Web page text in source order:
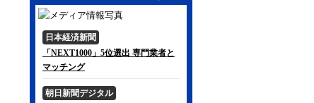
日本経済新聞
「NEXT1000」5位選出 専門業者と
マッチング
朝日新聞デジタル